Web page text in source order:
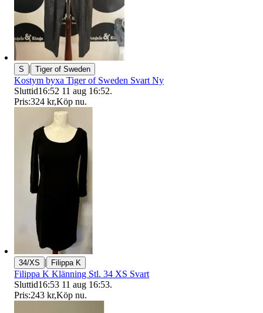
S | Tiger of Sweden
Kostym byxa Tiger of Sweden Svart Ny
Sluttid16:52 11 aug 16:52.
Pris:324 kr,Köp nu.
34/XS | Filippa K
Filippa K Klänning Stl. 34 XS Svart
Sluttid16:53 11 aug 16:53.
Pris:243 kr,Köp nu.